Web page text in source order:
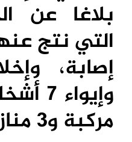
بلاغا عن
مركبة و3 منازل”.